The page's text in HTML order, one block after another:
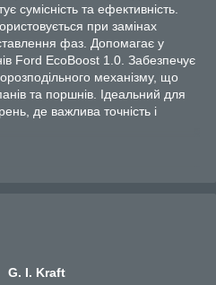
сумісність та ефективність.
при замінах
фаз. Допомагає у
Ford EcoBoost 1.0. Забезпечує
механізму, що
та поршнів. Ідеальний для
де важлива точність і
G. I. Kraft